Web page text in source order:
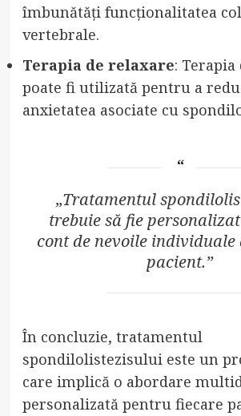
îmbunătăți funcționalitatea
vertebrale.
Terapia de relaxare:
poate fi utilizată pentru a
anxietatea asociate cu
„Tratamentul
trebuie să fie
cont de nevoile
pacient.”
În concluzie, tratamentul
spondilolistezisului este un
care implică o abordare
personalizată pentru fiecare